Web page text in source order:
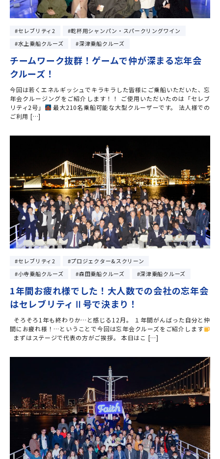
セレブリティ2
乾杯用シャンパン・スパークリングワイン
水上乗船クルーズ
深津乗船クルーズ
チームワーク抜群！ゲームで仲が深まる忘年会
クルーズ！
今回は若くエネルギッシュでキラキラした皆様にご乗船いただいた、忘
年会クルージングをご紹介します！！ ご使用いただいたのは「セレブ
リティ2号」
最大210名乗船可能な大型クルーザーです。 法人様での
ご利用 […]
セレブリティ2
プロジェクター&スクリーン
小寺乗船クルーズ
森田乗船クルーズ 深津乗船クルーズ
1年間お疲れ様でした！大人数での会社の忘年会
はセレブリティⅡ号で決まり！
そろそろ1年も終わりか…と感じる12月。 １年間がんばった自分と仲
間にお疲れ様！…ということで今回は忘年会クルーズをご紹介します
まずはステージで代表の方がご挨拶。 本日はこ […]